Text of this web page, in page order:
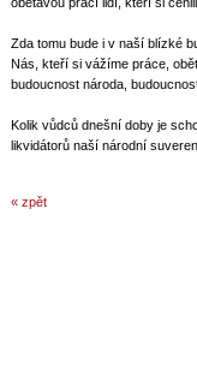
Zda tomu bude i v naší blízké
Nás, kteří si vážíme práce,
budoucnost národa,
Kolik vůdců dnešní doby je
likvidátorů naší národní
« zpět